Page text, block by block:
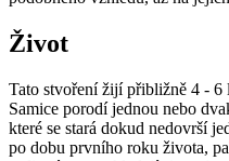
Život
Tato stvoření žijí přibližně 4 - 6
Samice porodí jednou nebo
které se stará dokud nedovrší
po dobu prvního roku života,